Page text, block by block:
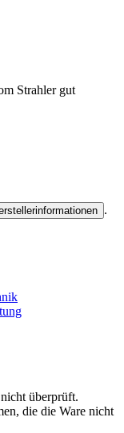
Strahler gut
.
überprüft.
die die Ware nicht